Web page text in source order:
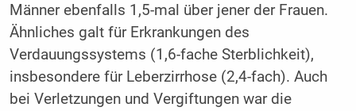
Männer ebenfalls 1,5-mal über jener der Frauen.
Ähnliches galt für Erkrankungen des
Verdauungssystems (1,6-fache Sterblichkeit),
insbesondere für Leberzirrhose (2,4-fach). Auch
bei Verletzungen und Vergiftungen war die